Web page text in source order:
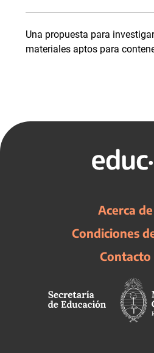
Una propuesta para
materiales aptos para
Acerca de
Condiciones
Contacto